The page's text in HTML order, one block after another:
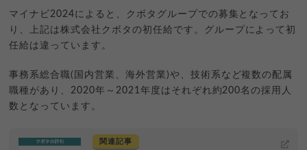
マイナビ2024によると、クボタグループでの募集となってお
り、上記は株式会社クボタの初任給です。グループによって初
任給は違っています。
事務系総合職(国内営業、海外営業)や、技術系など複数の配属
職種があり、2020年～2021年度はそれぞれ約200名の採用人
数となっています。
関連記事